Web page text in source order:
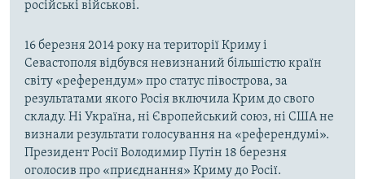
російські військові.
16 березня 2014 року на території Криму і
Севастополя відбувся невизнаний більшістю країн
світу «референдум» про статус півострова, за
результатами якого Росія включила Крим до свого
складу. Ні Україна, ні Європейський союз, ні США не
визнали результати голосування на «референдумі».
Президент Росії Володимир Путін 18 березня
оголосив про «приєднання» Криму до Росії.